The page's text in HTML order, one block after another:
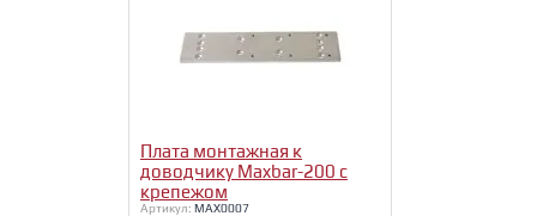
Плата монтажная к
доводчику Maxbar-200 с
крепежом
Артикул: MAX0007